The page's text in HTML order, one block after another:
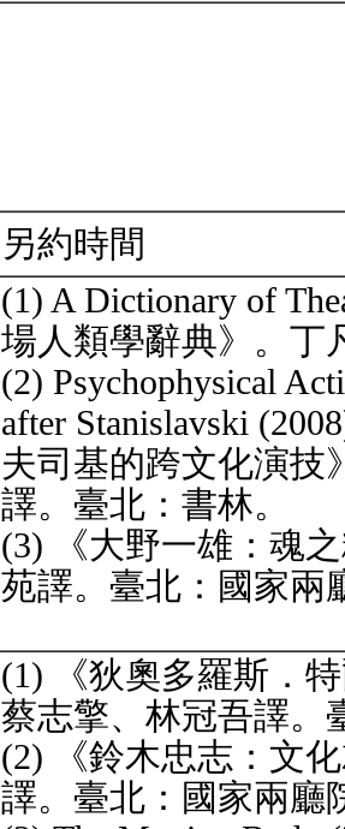
另約時間
(1) A Dictionary of
場人類學辭典》。丁
(2) Psychophysical
after Stanislavski
夫司基的跨文化演技
譯。臺北：書林。
(3) 《大野一雄：魂
苑譯。臺北：國家兩
(1) 《狄奧多羅斯．
蔡志擎、林冠吾譯。
(2) 《鈴木忠志：文
譯。臺北：國家兩廳